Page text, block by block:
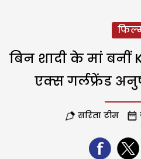
बिन शादी के मां बनीं
एक्स गर्लफ्रेंड
सरिता टीम